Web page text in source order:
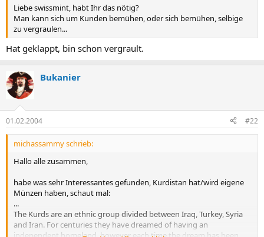
Liebe swissmint, habt Ihr das nötig?
Man kann sich um Kunden bemühen, oder sich bemühen, selbige
zu vergraulen...
Hat geklappt, bin schon vergrault.
Bukanier
01.02.2004 #22
michassammy schrieb:
Hallo alle zusammen,
habe was sehr Interessantes gefunden, Kurdistan hat/wird eigene
Münzen haben, schaut mal:
...
The Kurds are an ethnic group divided between Iraq, Turkey, Syria
and Iran. For centuries they have dreamed of having an